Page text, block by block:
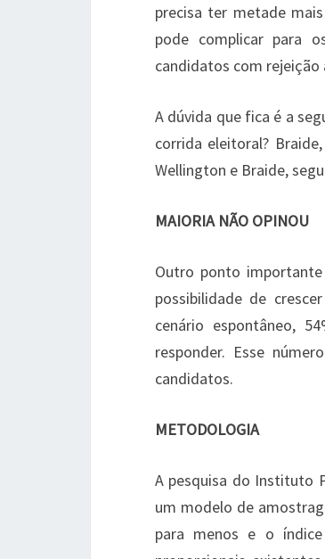
precisa ter metade
pode complicar para
candidatos com rejeição
A dúvida que fica é a
corrida eleitoral?
Wellington e Braide,
MAIORIA NÃO OPINOU
Outro ponto
possibilidade de
cenário espontâneo,
responder. Esse
candidatos.
METODOLOGIA
A pesquisa do Instituto
um modelo de
para menos e o